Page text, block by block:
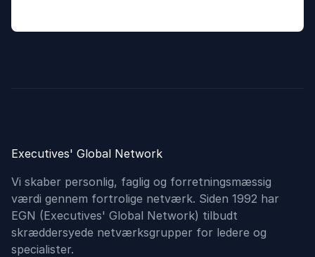
Executives' Global Network
Vi skaber personlig, faglig og forretningsmæssig
værdi gennem fortrolige netværk. Siden 1992 har
EGN (Executives'​ Global Network) tilbudt
skræddersyede netværksgrupper for ledere og
specialister.